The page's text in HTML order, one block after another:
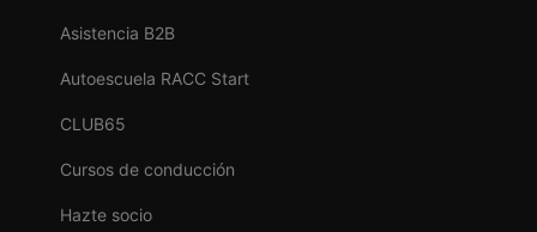
Asistencia B2B
Autoescuela RACC Start
CLUB65
Cursos de conducción
Hazte socio